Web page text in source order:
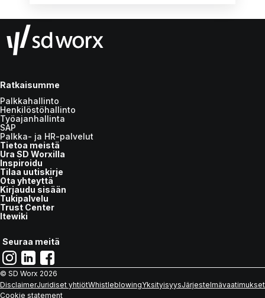
Ratkaisumme
Palkkahallinto
Henkilöstöhallinto
Työajanhallinta
SAP
Palkka- ja HR-palvelut
Tietoa meistä
Ura SD Worxilla
Inspiroidu
Tilaa uutiskirje
Ota yhteyttä
Kirjaudu sisään
Tukipalvelu
Trust Center
Itewiki
Seuraa meitä
© SD Worx 2026
DisclaimerJuridiset yhtiötWhistleblowingYksityisyysJärjestelmävaatimukset
Cookie statement